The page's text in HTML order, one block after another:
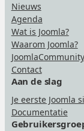
Nieuws
Agenda
Wat is Joomla?
Waarom Joomla?
JoomlaCommunity
Contact
Aan de slag
Je eerste Joomla
Documentatie